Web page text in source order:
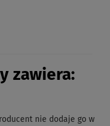
zawiera:
nie dodaje go w